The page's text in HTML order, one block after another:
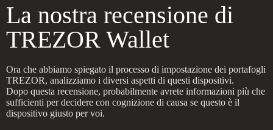
La nostra recensione di
TREZOR Wallet
Ora che abbiamo spiegato il processo di impostazione dei portafogli
TREZOR, analizziamo i diversi aspetti di questi dispositivi.
Dopo questa recensione, probabilmente avrete informazioni più che
sufficienti per decidere con cognizione di causa se questo è il
dispositivo giusto per voi.